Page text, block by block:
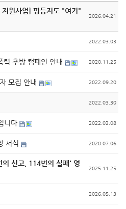
지원사업] 평등지도 "여기"
2026.04.21
2022.03.03
력 추방 캠페인 안내 2020.11.25
모집 안내 2022.09.20
2022.03.30
니다 2022.03.08
서식 2020.07.06
신고, 114번의 실패' 영
2025.11.25
2026.05.13